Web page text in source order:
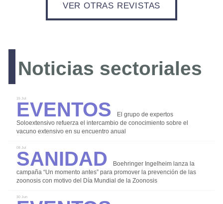
Bioseguridad
Manejo y Bienestar Animal
Patología y Diagnóstico
Reproducción y Genética
Economía
Eventos
VER OTRAS REVISTAS
Noticias sectoriales
15 Jul
Eventos
El grupo de expertos
Soloextensivo refuerza el intercambio de conocimiento sobre el
vacuno extensivo en su encuentro anual
08 Jul
Sanidad
Boehringer Ingelheim lanza la
campaña “Un momento antes” para promover la prevención de las
zoonosis con motivo del Día Mundial de la Zoonosis
30 Jun